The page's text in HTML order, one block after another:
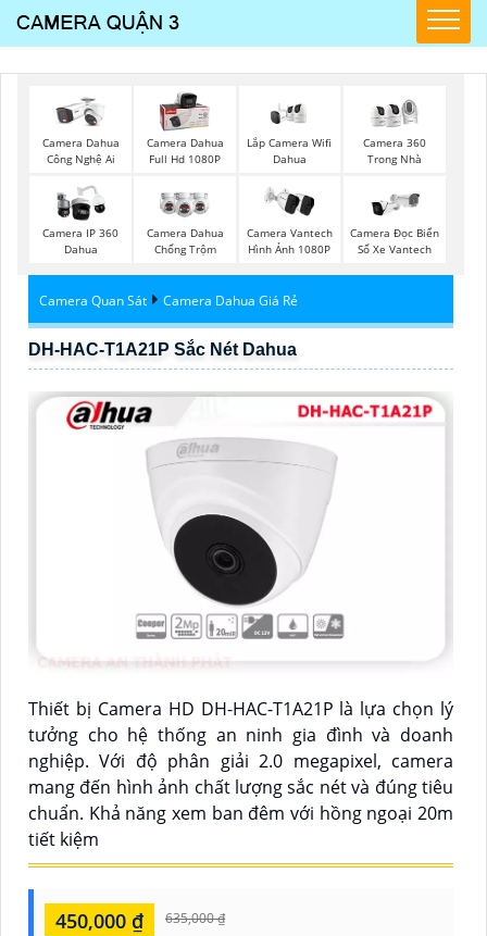
Camera Dahua
Công Nghệ Ai
Camera Dahua
Full Hd 1080P
Lắp Camera Wifi
Dahua
Camera 360
Trong Nhà
Camera IP 360
Dahua
Camera Dahua
Chống Trộm
Camera Vantech
Hình Ảnh 1080P
Camera Đọc Biển
Số Xe Vantech
Camera Quan Sát Camera Dahua Giá Rẻ
DH-HAC-T1A21P Sắc Nét Dahua
Thiết bị Camera HD DH-HAC-T1A21P là lựa chọn lý
tưởng cho hệ thống an ninh gia đình và doanh
nghiệp. Với độ phân giải 2.0 megapixel, camera
mang đến hình ảnh chất lượng sắc nét và đúng tiêu
chuẩn. Khả năng xem ban đêm với hồng ngoại 20m
tiết kiệm
450,000 ₫ 635,000 ₫